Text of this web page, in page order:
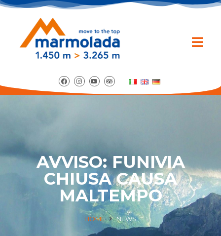
AVVISO: FUNIVIA
CHIUSA CAUSA
MALTEMPO
HOME NEWS